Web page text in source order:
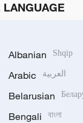
LANGUAGE
Albanian Shqip
Arabic العربية
Belarusian
Bengali বাংলা